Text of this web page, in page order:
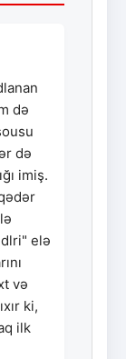
də
də
imiş.
elə
və
ki,
ilk